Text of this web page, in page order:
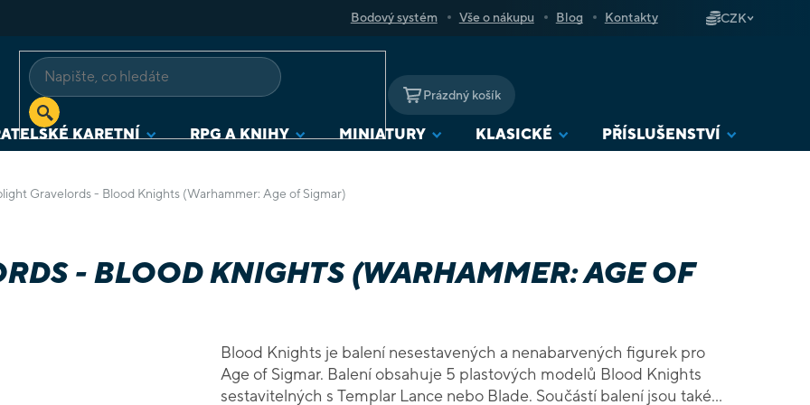
Bodový systém Vše o nákupu Blog Kontakty CZK
NÁKUPNÍ
KOŠÍK
Prázdný košík
KARETNÍ RPG A KNIHY MINIATURY KLASICKÉ PŘÍSLUŠENSTVÍ
Gravelords - Blood Knights (Warhammer: Age of Sigmar)
- BLOOD KNIGHTS (WARHAMMER: AGE OF
Blood Knights je balení nesestavených a nenabarvených figurek pro
Age of Sigmar. Balení obsahuje 5 plastových modelů Blood Knights
sestavitelných s Templar Lance nebo Blade. Součástí balení jsou také